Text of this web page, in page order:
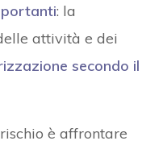
: la
attività e dei
secondo il
è affrontare